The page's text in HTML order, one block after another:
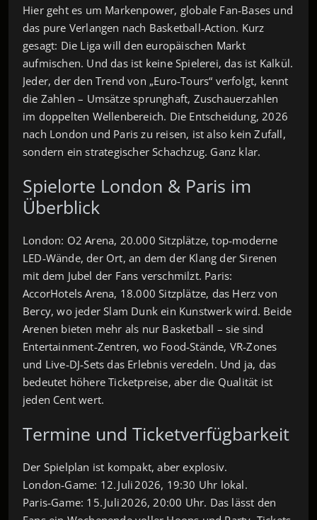
Hier geht es um Markenpower, globale Fan‑Bases und
das pure Verlangen nach Basketball‑Action. Kurz
gesagt: Die Liga will den europäischen Markt
aufmischen. Und das ist keine Spielerei, das ist Kalkül.
Jeder, der den Trend von „Euro‑Tours“ verfolgt, kennt
die Zahlen – Umsätze sprunghaft, Zuschauerzahlen
im doppelten Wellenbereich. Die Entscheidung, 2026
nach London und Paris zu reisen, ist also kein Zufall,
sondern ein strategischer Schachzug. Ganz klar.
Spielorte London & Paris im
Überblick
London: O2 Arena, 20.000 Sitzplätze, top‑moderne
LED‑Wände, der Ort, an dem der Klang der Sirenen
mit dem Jubel der Fans verschmilzt. Paris:
AccorHotels Arena, 18.000 Sitzplätze, das Herz von
Bercy, wo jeder Slam Dunk ein Kunstwerk wird. Beide
Arenen bieten mehr als nur Basketball – sie sind
Entertainment‑Zentren, wo Food‑Stände, VR‑Zones
und Live‑DJ‑Sets das Erlebnis veredeln. Und ja, das
bedeutet höhere Ticketpreise, aber die Qualität ist
jeden Cent wert.
Termine und Ticketverfügbarkeit
Der Spielplan ist kompakt, aber explosiv.
London‑Game: 12. Juli 2026, 19:30 Uhr lokal.
Paris‑Game: 15. Juli 2026, 20:00 Uhr. Das lässt den